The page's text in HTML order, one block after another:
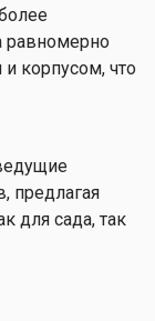
равномерно
корпусом, что
предлагая
для сада, так